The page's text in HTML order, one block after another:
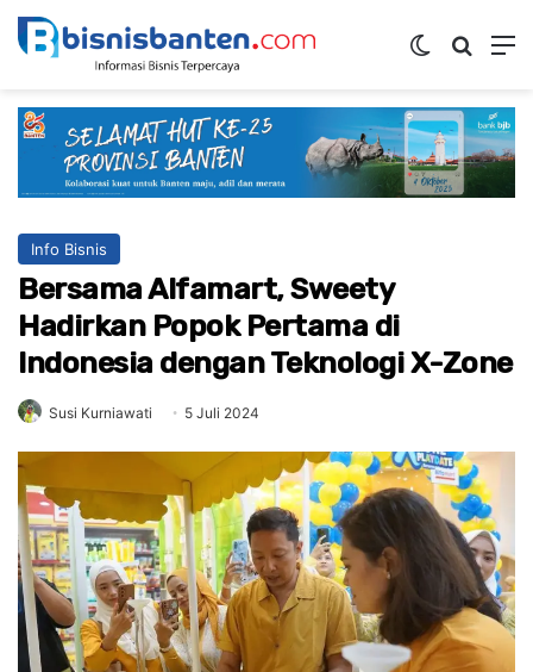
Switch skin
Info Bisnis
Bersama Alfamart, Sweety
Hadirkan Popok Pertama di
Indonesia dengan Teknologi X-Zone
Susi Kurniawati 5 Juli 2024